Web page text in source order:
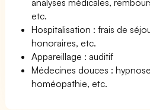
etc.
Hospitalisation : frais de
honoraires, etc.
Appareillage : auditif
Médecines douces :
homéopathie, etc.